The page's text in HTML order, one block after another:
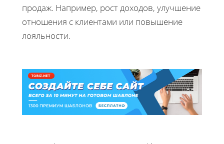
продаж. Например, рост доходов, улучшение
отношения с клиентами или повышение
лояльности.